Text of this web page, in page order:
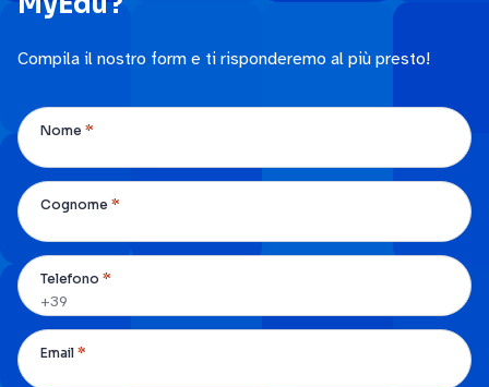
Compila il nostro form e ti risponderemo al più presto!
Nome *
Cognome *
Telefono *
Email *